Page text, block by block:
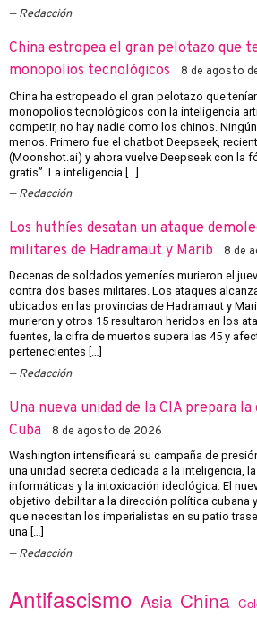
Redacción
China estropea el gran pelotazo que
monopolios tecnológicos
8 de agosto
China ha estropeado el gran pelotazo que
monopolios tecnológicos con la inteligencia
competir, no hay nadie como los chinos.
menos. Primero fue el chatbot Deepseek,
(Moonshot.ai) y ahora vuelve Deepseek con la
gratis”. La inteligencia […]
Redacción
Los huthíes desatan un ataque
militares de Hadramaut y Marib
8 de
Decenas de soldados yemeníes murieron el
contra dos bases militares. Los ataques
ubicados en las provincias de Hadramaut y
murieron y otros 15 resultaron heridos en los
fuentes, la cifra de muertos supera las 45 y
pertenecientes […]
Redacción
Una nueva unidad de la CIA prepara
Cuba
8 de agosto de 2026
Washington intensificará su campaña de
una unidad secreta dedicada a la inteligencia,
informáticas y la intoxicación ideológica. El
objetivo debilitar a la dirección política cubana
que necesitan los imperialistas en su patio
una […]
Redacción
Antifascismo Asia China